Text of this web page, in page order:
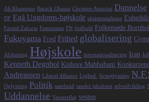
Ali Khamenei Barack Obama Christine Antorini Dannelse
DF Egå Ungdoms-højskole eksistentialisme
Fareed Zakaria Feminisme FN fodbold Folkemøde
Fukuyama Fred Frihed globalisering
Afslutning Højskole internationalisering Iran
Kenneth Degnbol Kishore Mahbubani
Andreassen Liberal Alliance Lighed. livsoplysning
Oplysning Politik samfund sander jakobsen selvudvikling
Uddannelse Venstrefløj vesten